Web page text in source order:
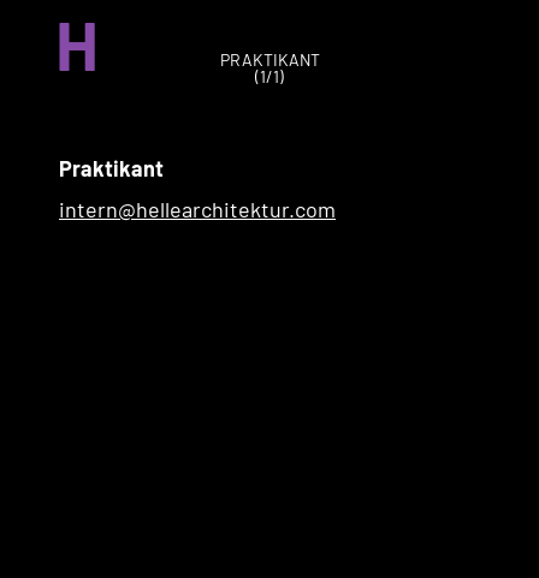
H
PRAKTIKANT
(1/1)
Praktikant
intern@hellearchitektur.com